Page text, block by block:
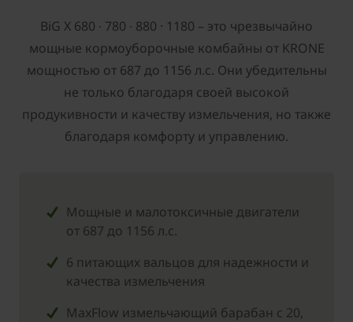
BiG X 680 ∙ 780 ∙ 880 · 1180 – это чрезвычайно
мощные кормоуборочные комбайны от ­KRONE
мощностью от 687 до 1156 л.с. Они убедительны
не только благодаря своей высокой
продукивности и качеству измельчения, но также
благодаря комфорту и управлению.
Мощные и малотоксичные двигатели
от 687 до 1156 л.с.
6 питающих вальцов для надежности и
качества измельчения
MaxFlow измельчающий барабан с 20,